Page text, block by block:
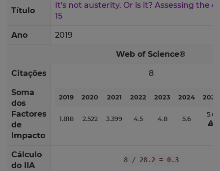
Título
It's not austerity. Or is it? Assessing the
15
Ano 2019
Web of Science®
Citações 8
Soma
dos
Factores
de
Impacto
2019 2020 2021 2022 2023 2024 2025
1.818 2.522 3.399 4.5 4.8 5.6
5.6
Cálculo
do IIA
8 / 28.2 = 0.3